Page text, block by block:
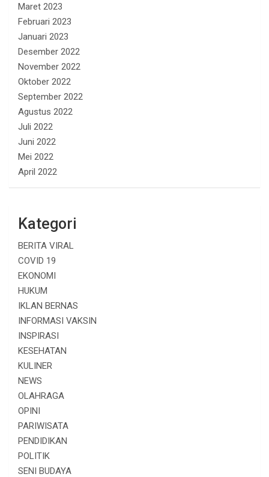
Maret 2023
Februari 2023
Januari 2023
Desember 2022
November 2022
Oktober 2022
September 2022
Agustus 2022
Juli 2022
Juni 2022
Mei 2022
April 2022
Kategori
BERITA VIRAL
COVID 19
EKONOMI
HUKUM
IKLAN BERNAS
INFORMASI VAKSIN
INSPIRASI
KESEHATAN
KULINER
NEWS
OLAHRAGA
OPINI
PARIWISATA
PENDIDIKAN
POLITIK
SENI BUDAYA